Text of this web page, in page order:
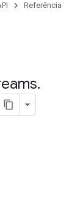
Referência
.